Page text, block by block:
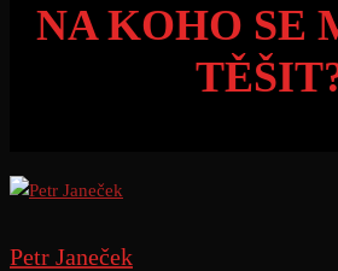
NA KOHO SE
Petr Janeček